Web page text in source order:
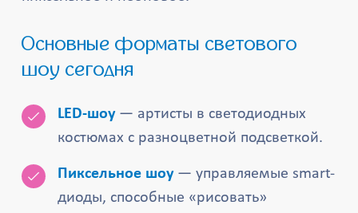
Основные форматы светового
шоу сегодня
LED-шоу— артисты в светодиодных
костюмах с разноцветной подсветкой.
Пиксельное шоу— управляемые smart-
диоды, способные «рисовать»